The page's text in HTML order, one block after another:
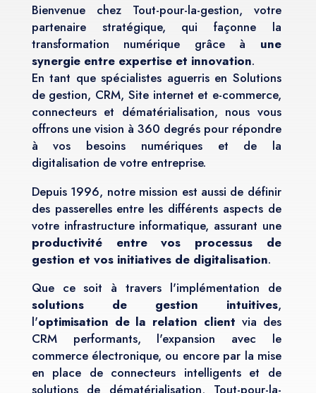
Bienvenue chez Tout-pour-la-gestion, votre
partenaire stratégique, qui façonne la
transformation numérique grâce à une
synergie entre expertise et innovation.
En tant que spécialistes aguerris en Solutions
de gestion, CRM, Site internet et e-commerce,
connecteurs et dématérialisation, nous vous
offrons une vision à 360 degrés pour répondre
à vos besoins numériques et de la
digitalisation de votre entreprise.
Depuis 1996, notre mission est aussi de définir
des passerelles entre les différents aspects de
votre infrastructure informatique, assurant une
productivité entre vos processus de
gestion et vos initiatives de digitalisation.
Que ce soit à travers l'implémentation de
solutions de gestion intuitives,
l'optimisation de la relation client via des
CRM performants, l'expansion avec le
commerce électronique, ou encore par la mise
en place de connecteurs intelligents et de